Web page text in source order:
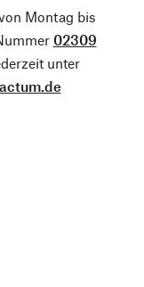
Montag bis
02309
unter